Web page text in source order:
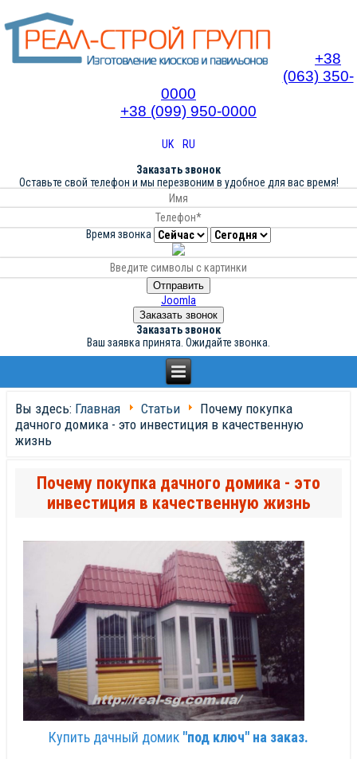
+38
(063) 350-
0000
+38 (099) 950-0000
UK
RU
Заказать звонок
Оставьте свой телефон и мы перезвоним в удобное для вас время!
Время звонка
Отправить
Joomla
Заказать звонок
Заказать звонок
Ваш заявка принята. Ожидайте звонка.
Вы здесь: Главная Статьи
Почему покупка
дачного домика - это инвестиция в качественную
жизнь
Почему покупка дачного домика - это
инвестиция в качественную жизнь
Купить дачный домик "под ключ" на заказ.